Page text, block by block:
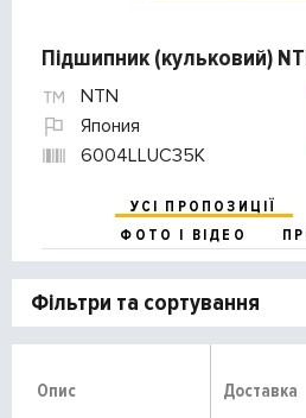
Підшипник (кульковий)
NTN
Япония
6004LLUC35K
УСІ ПРОПОЗИЦІЇ
ФОТО І ВІДЕО
Фільтри та сортування
Опис Доставка